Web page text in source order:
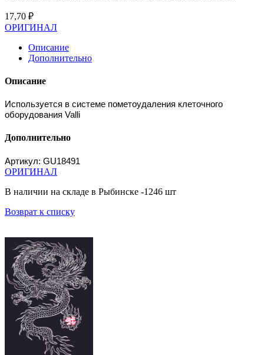
17,70 ₽
ОРИГИНАЛ
Описание
Дополнительно
Описание
Используется в системе пометоудаления клеточного
оборудования Valli
Дополнительно
Артикул: GU18491
ОРИГИНАЛ
В наличии на складе в Рыбинске -1246 шт
Возврат к списку